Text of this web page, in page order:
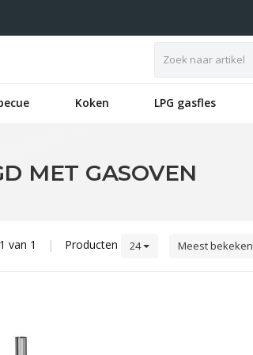
Koken LPG gasfles
MET GASOVEN
van 1 | Producten 24 Meest bekeken